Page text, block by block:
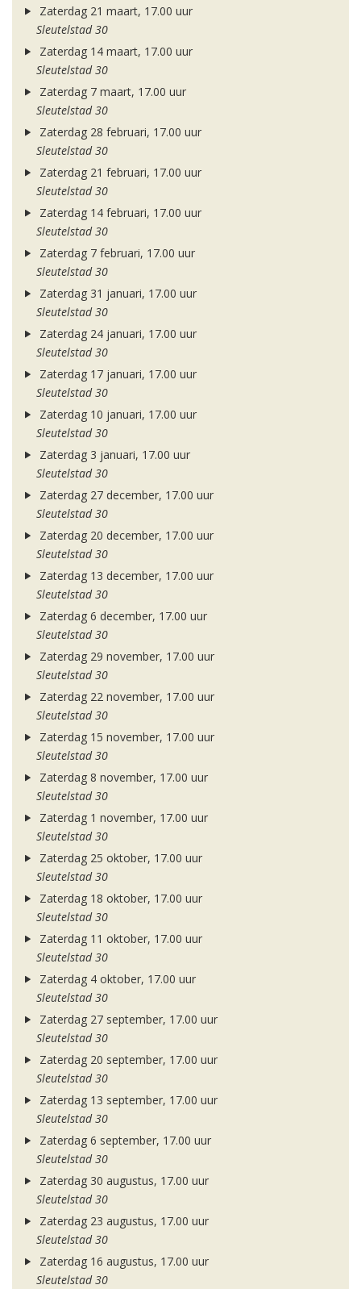
Zaterdag 21 maart, 17.00 uur
Sleutelstad 30
Zaterdag 14 maart, 17.00 uur
Sleutelstad 30
Zaterdag 7 maart, 17.00 uur
Sleutelstad 30
Zaterdag 28 februari, 17.00 uur
Sleutelstad 30
Zaterdag 21 februari, 17.00 uur
Sleutelstad 30
Zaterdag 14 februari, 17.00 uur
Sleutelstad 30
Zaterdag 7 februari, 17.00 uur
Sleutelstad 30
Zaterdag 31 januari, 17.00 uur
Sleutelstad 30
Zaterdag 24 januari, 17.00 uur
Sleutelstad 30
Zaterdag 17 januari, 17.00 uur
Sleutelstad 30
Zaterdag 10 januari, 17.00 uur
Sleutelstad 30
Zaterdag 3 januari, 17.00 uur
Sleutelstad 30
Zaterdag 27 december, 17.00 uur
Sleutelstad 30
Zaterdag 20 december, 17.00 uur
Sleutelstad 30
Zaterdag 13 december, 17.00 uur
Sleutelstad 30
Zaterdag 6 december, 17.00 uur
Sleutelstad 30
Zaterdag 29 november, 17.00 uur
Sleutelstad 30
Zaterdag 22 november, 17.00 uur
Sleutelstad 30
Zaterdag 15 november, 17.00 uur
Sleutelstad 30
Zaterdag 8 november, 17.00 uur
Sleutelstad 30
Zaterdag 1 november, 17.00 uur
Sleutelstad 30
Zaterdag 25 oktober, 17.00 uur
Sleutelstad 30
Zaterdag 18 oktober, 17.00 uur
Sleutelstad 30
Zaterdag 11 oktober, 17.00 uur
Sleutelstad 30
Zaterdag 4 oktober, 17.00 uur
Sleutelstad 30
Zaterdag 27 september, 17.00 uur
Sleutelstad 30
Zaterdag 20 september, 17.00 uur
Sleutelstad 30
Zaterdag 13 september, 17.00 uur
Sleutelstad 30
Zaterdag 6 september, 17.00 uur
Sleutelstad 30
Zaterdag 30 augustus, 17.00 uur
Sleutelstad 30
Zaterdag 23 augustus, 17.00 uur
Sleutelstad 30
Zaterdag 16 augustus, 17.00 uur
Sleutelstad 30